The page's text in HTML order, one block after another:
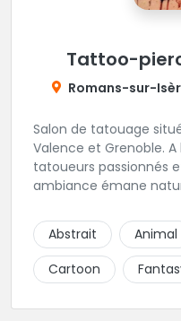
Tattoo-
Romans-sur-
Salon de tatouage
Valence et Grenoble.
tatoueurs passionnés
ambiance émane
Abstrait
Animal
Cartoon